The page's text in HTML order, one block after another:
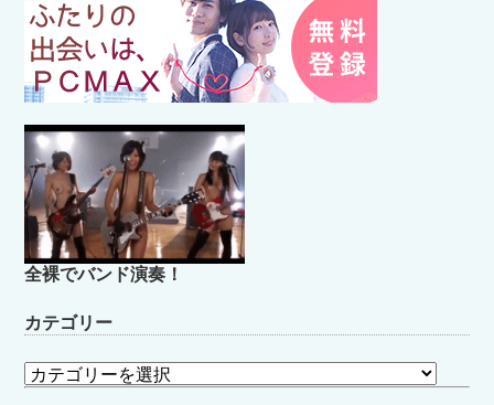
全裸でバンド演奏！
カテゴリー
カ
テ